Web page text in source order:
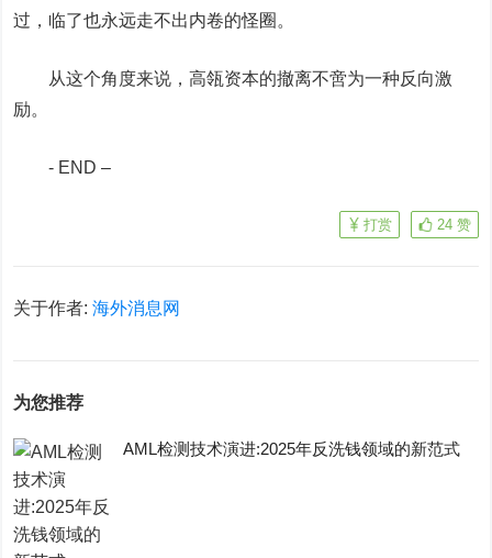
过，临了也永远走不出内卷的怪圈。
从这个角度来说，高瓴资本的撤离不啻为一种反向激
励。
- END –
24 赞
打赏
关于作者:海外消息网
为您推荐
AML检测技术演进:2025年反洗钱领域的新范式